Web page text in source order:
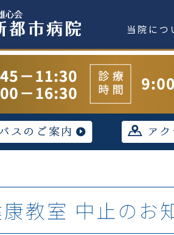
当院につ
教室 中止のお